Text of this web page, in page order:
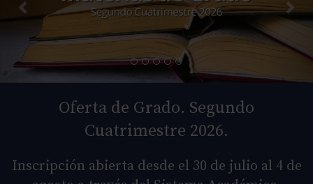
Oferta de Grado. Segundo
Cuatrimestre 2026.
Inscripción abierta desde el 30 de julio al 4 de